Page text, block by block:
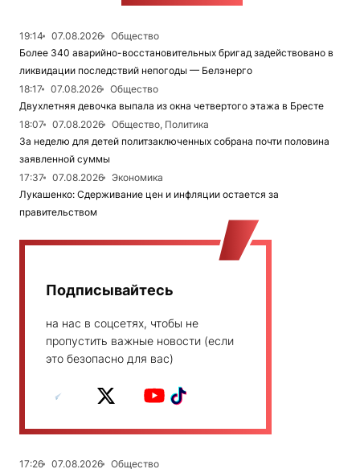
19:14 07.08.2026
Общество
Более 340 аварийно-восстановительных бригад задействовано в
ликвидации последствий непогоды — Белэнерго
18:17
07.08.2026
Общество
Двухлетняя девочка выпала из окна четвертого этажа в Бресте
18:07
07.08.2026
Общество, Политика
За неделю для детей политзаключенных собрана почти половина
заявленной суммы
17:37
07.08.2026
Экономика
Лукашенко: Сдерживание цен и инфляции остается за
правительством
Подписывайтесь
на нас в соцсетях, чтобы не
пропустить важные новости (если
это безопасно для вас)
17:26 07.08.2026
Общество